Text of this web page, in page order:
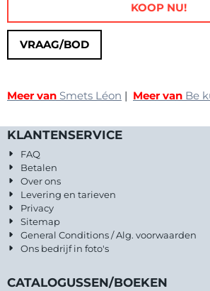
VRAAG/BOD
KOOP NU!
Meer van Smets Léon | Meer van Be
KLANTENSERVICE
FAQ
Betalen
Over ons
Levering en tarieven
Privacy
Sitemap
General Conditions / Alg. voorwaarden
Ons bedrijf in foto's
CATALOGUSSEN/BOEKEN